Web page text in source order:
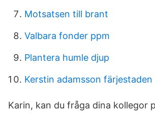
Motsatsen till brant
Valbara fonder ppm
Plantera humle djup
Kerstin adamsson färjestaden
Karin, kan du fråga dina kollegor